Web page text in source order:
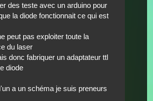
des teste avec un arduino pour
la diode fonctionnait ce qui est
peut pas exploiter toute la
du laser
donc fabriquer un adaptateur ttl
diode
a un schéma je suis preneurs